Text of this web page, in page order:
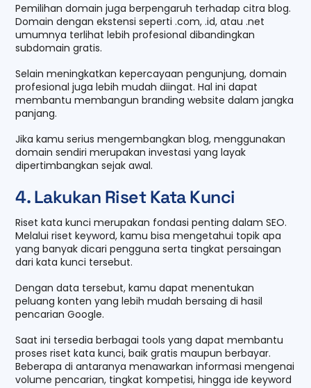
Pemilihan domain juga berpengaruh terhadap citra blog.
Domain dengan ekstensi seperti .com, .id, atau .net
umumnya terlihat lebih profesional dibandingkan
subdomain gratis.
Selain meningkatkan kepercayaan pengunjung, domain
profesional juga lebih mudah diingat. Hal ini dapat
membantu membangun branding website dalam jangka
panjang.
Jika kamu serius mengembangkan blog, menggunakan
domain sendiri merupakan investasi yang layak
dipertimbangkan sejak awal.
4. Lakukan Riset Kata Kunci
Riset kata kunci merupakan fondasi penting dalam SEO.
Melalui riset keyword, kamu bisa mengetahui topik apa
yang banyak dicari pengguna serta tingkat persaingan
dari kata kunci tersebut.
Dengan data tersebut, kamu dapat menentukan
peluang konten yang lebih mudah bersaing di hasil
pencarian Google.
Saat ini tersedia berbagai tools yang dapat membantu
proses riset kata kunci, baik gratis maupun berbayar.
Beberapa di antaranya menawarkan informasi mengenai
volume pencarian, tingkat kompetisi, hingga ide keyword